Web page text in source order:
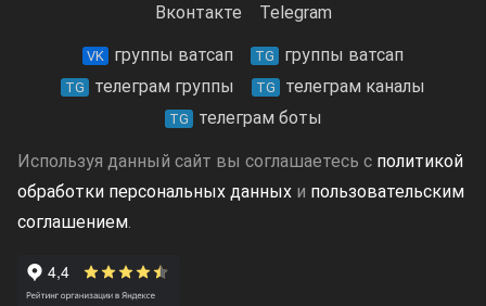
Вконтакте Telegram
VK группы ватсап TG группы ватсап
TG телеграм группы TG телеграм каналы
TG телеграм боты
Используя данный сайт вы соглашаетесь с политикой
обработки персональных данных и пользовательским
соглашением.